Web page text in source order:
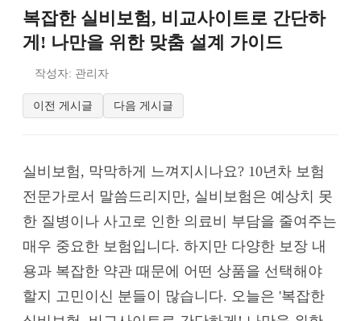
복잡한 실비보험, 비교사이트로 간단하
게! 나만을 위한 맞춤 설계 가이드
작성자: 관리자
이전 게시글 다음 게시글
실비보험, 막막하게 느껴지시나요? 10년차 보험
전문가로서 말씀드리지만, 실비보험은 예상치 못
한 질병이나 사고로 인한 의료비 부담을 줄여주는
매우 중요한 보험입니다. 하지만 다양한 보장 내
용과 복잡한 약관 때문에 어떤 상품을 선택해야
할지 고민이신 분들이 많습니다. 오늘은 '복잡한